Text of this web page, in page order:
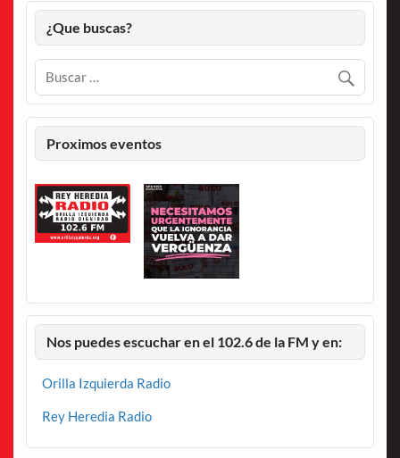
¿Que buscas?
Proximos eventos
Nos puedes escuchar en el 102.6 de la FM y en:
Orilla Izquierda Radio
Rey Heredia Radio